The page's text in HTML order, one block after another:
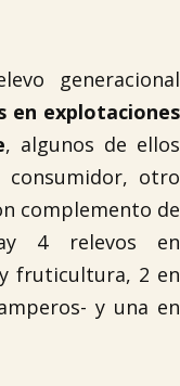
generacional
en explotaciones
, algunos de ellos
consumidor, otro
complemento de
4 relevos en
fruticultura, 2 en
y una en